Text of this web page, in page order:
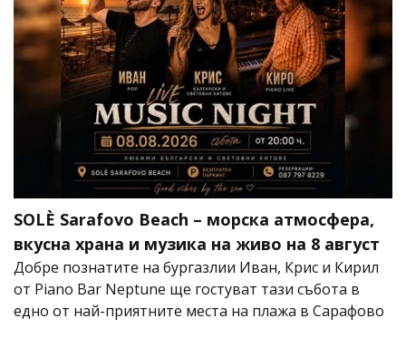
SOLÈ Sarafovo Beach – морска атмосфера,
вкусна храна и музика на живо на 8 август
Добре познатите на бургазлии Иван, Крис и Кирил
от Piano Bar Neptune ще гостуват тази събота в
едно от най-приятните места на плажа в Сарафово